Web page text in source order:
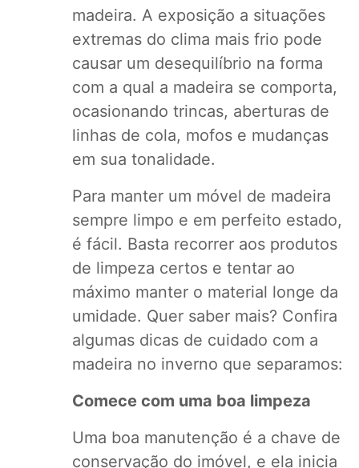
madeira. A exposição a situações
extremas do clima mais frio pode
causar um desequilíbrio na forma
com a qual a madeira se comporta,
ocasionando trincas, aberturas de
linhas de cola, mofos e mudanças
em sua tonalidade.
Para manter um móvel de madeira
sempre limpo e em perfeito estado,
é fácil. Basta recorrer aos produtos
de limpeza certos e tentar ao
máximo manter o material longe da
umidade. Quer saber mais? Confira
algumas dicas de cuidado com a
madeira no inverno que separamos:
Comece com uma boa limpeza
Uma boa manutenção é a chave de
conservação do imóvel, e ela inicia